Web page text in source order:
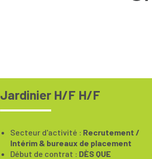
Jardinier H/F H/F
Secteur d'activité : Recrutement /
Intérim & bureaux de placement
Début de contrat : DÈS QUE